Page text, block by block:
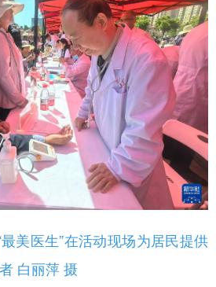
医生”在活动现场为居民提供
白丽萍 摄